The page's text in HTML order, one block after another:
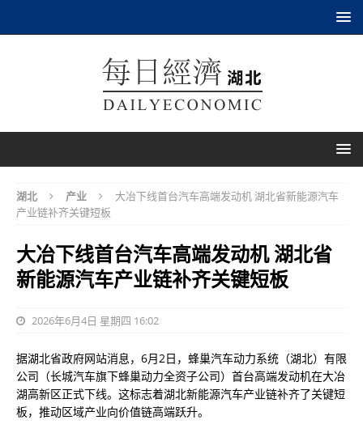
湖北 产业
大冶下线首台汽车高端发动机 湖北省新能源汽车
产业链补齐关键短板
大冶下线首台汽车高端发动机 湖北省
新能源汽车产业链补齐关键短板
2026年6月4日 星期四 16:02
据湖北省政府网站消息，6月2日，蜂巢汽车动力系统（湖北）有限
公司（长城汽车旗下蜂巢动力全资子公司）首台高端发动机在大冶
湖高新区正式下线。这标志着湖北新能源汽车产业链补齐了关键短
板，推动区域产业向价值链高端跃升。